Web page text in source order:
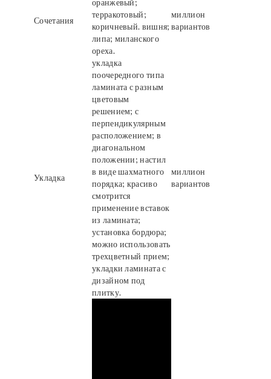
Сочетания
оранжевый;
терракотовый;
коричневый. вишня;
липа; миланского
ореха.
миллион
вариантов
Укладка
укладка
поочередного типа
ламината с разным
цветовым
решением; с
перпендикулярным
расположением; в
диагональном
положении; настил
в виде шахматного
порядка; красиво
смотрится
применение вставок
из ламината;
установка бордюра;
можно использовать
трехцветный прием;
укладки ламината с
дизайном под
плитку.
миллион
вариантов